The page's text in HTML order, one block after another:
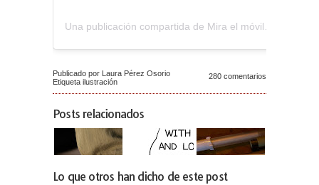
Una publicación compartida de Mira el móvil (@miraelmovil)
Publicado por Laura Pérez Osorio
Etiqueta ilustración
280 comentarios
Posts relacionados
Lo que otros han dicho de este post